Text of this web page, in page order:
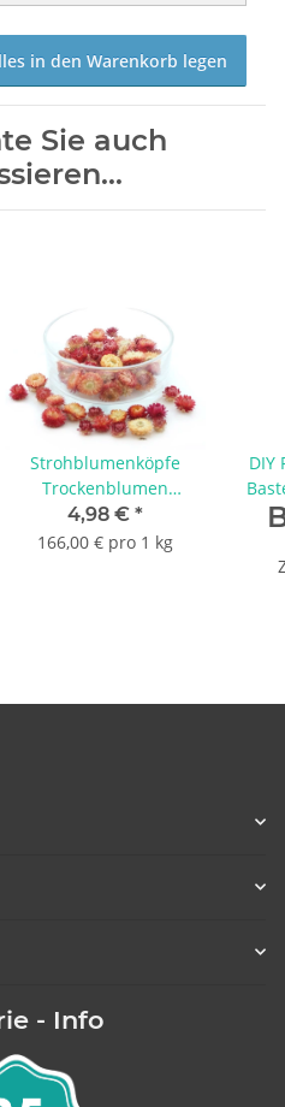
in den Warenkorb legen
Sie auch
Strohblumenköpfe
Trockenblumen
Helichrysum natur lachs
/ hellorange / pink VE 30
4,98 € *
166,00 € pro 1 kg
DIY
- Info